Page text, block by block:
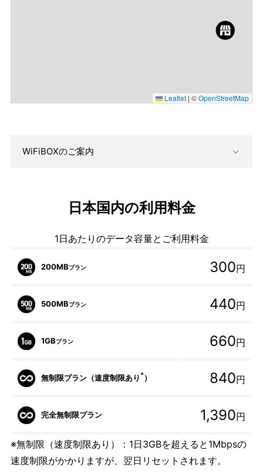
Leaflet | ©OpenStreetMap
WiFiBOXのご案内
日本国内の利用料金
1日あたりのデータ容量とご利用料金
200MBプラン 300円
500MBプラン 440円
1GBプラン 660円
無制限プラン（速度制限あり * ） 840円
完全無制限プラン 1,390円
※無制限（速度制限あり）：1日3GBを超えると1Mbpsの
速度制限がかかりますが、翌日リセットされます。